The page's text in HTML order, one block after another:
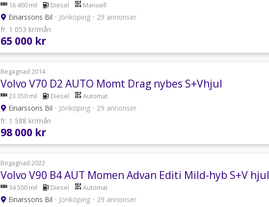
16 400 mil Diesel Manuell
Einarssons Bil • Jönköping • 29 annonser
fr. 1 053 kr/mån
65 000 kr
Begagnad 2014
Volvo V70 D2 AUTO Momt Drag nybes S+Vhjul
23 350 mil Diesel Automat
Einarssons Bil • Jönköping • 29 annonser
fr. 1 588 kr/mån
98 000 kr
Begagnad 2022
Volvo V90 B4 AUT Momen Advan Editi Mild-hyb S+V hjul
34 500 mil Diesel Automat
Einarssons Bil • Jönköping • 29 annonser